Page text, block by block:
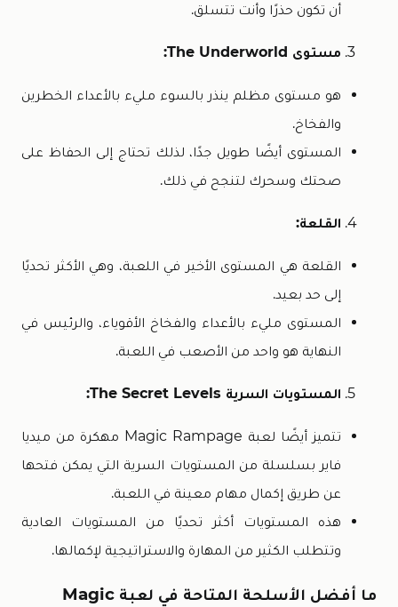
أن تكون حذرًا وأنت تتسلق.
مستوى The Underworld:
هو مستوى مظلم ينذر بالسوء مليء بالأعداء الخطرين
والفخاخ.
المستوى أيضًا طويل جدًا، لذلك تحتاج إلى الحفاظ على
صحتك وسحرك لتنجح في ذلك.
القلعة:
القلعة هي المستوى الأخير في اللعبة، وهي الأكثر تحديًا
إلى حد بعيد.
المستوى مليء بالأعداء والفخاخ الأقوياء، والرئيس في
النهاية هو واحد من الأصعب في اللعبة.
المستويات السرية The Secret Levels:
تتميز أيضًا لعبة Magic Rampage مهكرة من ميديا
فاير بسلسلة من المستويات السرية التي يمكن فتحها
عن طريق إكمال مهام معينة في اللعبة.
هذه المستويات أكثر تحديًا من المستويات العادية
وتتطلب الكثير من المهارة والاستراتيجية لإكمالها.
ما أفضل الأسلحة المتاحة في لعبة Magic